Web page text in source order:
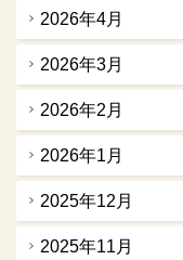
2026年4月
2026年3月
2026年2月
2026年1月
2025年12月
2025年11月